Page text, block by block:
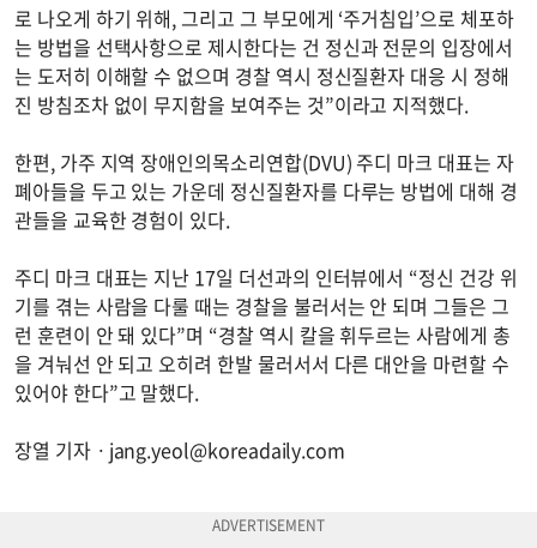
로 나오게 하기 위해, 그리고 그 부모에게 ‘주거침입’으로 체포하
는 방법을 선택사항으로 제시한다는 건 정신과 전문의 입장에서
는 도저히 이해할 수 없으며 경찰 역시 정신질환자 대응 시 정해
진 방침조차 없이 무지함을 보여주는 것”이라고 지적했다.
한편, 가주 지역 장애인의목소리연합(DVU) 주디 마크 대표는 자
폐아들을 두고 있는 가운데 정신질환자를 다루는 방법에 대해 경
관들을 교육한 경험이 있다.
주디 마크 대표는 지난 17일 더선과의 인터뷰에서 “정신 건강 위
기를 겪는 사람을 다룰 때는 경찰을 불러서는 안 되며 그들은 그
런 훈련이 안 돼 있다”며 “경찰 역시 칼을 휘두르는 사람에게 총
을 겨눠선 안 되고 오히려 한발 물러서서 다른 대안을 마련할 수
있어야 한다”고 말했다.
장열 기자ㆍ jang.yeol@koreadaily.com